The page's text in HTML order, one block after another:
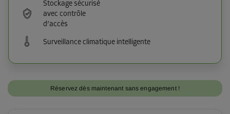
Stockage sécurisé
avec contrôle
d’accès
Surveillance climatique intelligente
Réservez dès maintenant sans engagement !